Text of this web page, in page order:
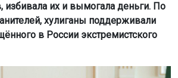
избивала их и вымогала деньги. По
хулиганы поддерживали
в России экстремистского